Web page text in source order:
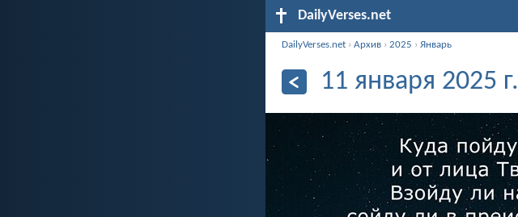
DailyVerses.net
DailyVerses.net ›Архив ›2025 ›Январь
11 января 2025 г.